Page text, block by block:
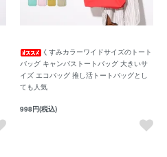
くすみカラーワイドサイズのトート
バッグ キャンバストートバッグ 大きいサ
イズ エコバッグ 推し活トートバッグとし
ても人気
998円(税込)